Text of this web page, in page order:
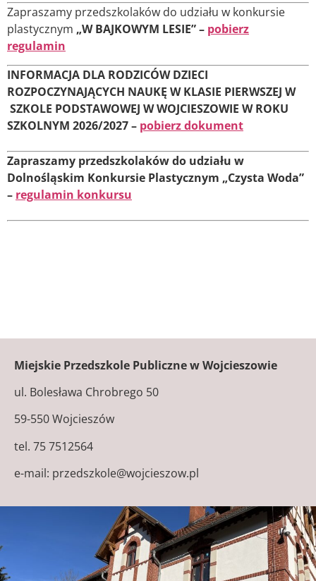
Zapraszamy przedszkolaków do udziału w konkursie
plastycznym „W BAJKOWYM LESIE” – pobierz
regulamin
INFORMACJA DLA RODZICÓW DZIECI
ROZPOCZYNAJĄCYCH NAUKĘ W KLASIE PIERWSZEJ W
SZKOLE PODSTAWOWEJ W WOJCIESZOWIE W ROKU
SZKOLNYM 2026/2027 – pobierz dokument
Zapraszamy przedszkolaków do udziału w
Dolnośląskim Konkursie Plastycznym „Czysta Woda”
– regulamin konkursu
Miejskie Przedszkole Publiczne w Wojcieszowie
ul. Bolesława Chrobrego 50
59-550 Wojcieszów
tel. 75 7512564
e-mail: przedszkole@wojcieszow.pl